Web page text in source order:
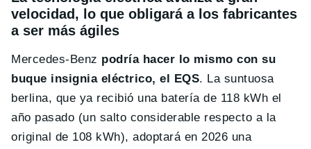
velocidad, lo que obligará a los fabricantes
a ser más ágiles
Mercedes-Benz podría hacer lo mismo con su
buque insignia eléctrico, el EQS. La suntuosa
berlina, que ya recibió una batería de 118 kWh el
año pasado (un salto considerable respecto a la
original de 108 kWh), adoptará en 2026 una